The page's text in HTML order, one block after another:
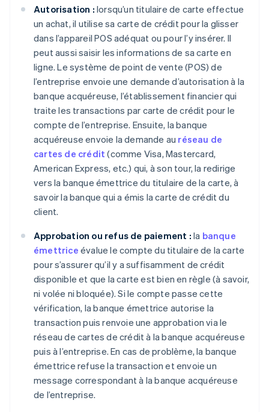
Autorisation : lorsqu’un titulaire de carte effectue
un achat, il utilise sa carte de crédit pour la glisser
dans l’appareil POS adéquat ou pour l’y insérer. Il
peut aussi saisir les informations de sa carte en
ligne. Le système de point de vente (POS) de
l’entreprise envoie une demande d’autorisation à la
banque acquéreuse, l’établissement financier qui
traite les transactions par carte de crédit pour le
compte de l’entreprise. Ensuite, la banque
acquéreuse envoie la demande au réseau de
cartes de crédit (comme Visa, Mastercard,
American Express, etc.) qui, à son tour, la redirige
vers la banque émettrice du titulaire de la carte, à
savoir la banque qui a émis la carte de crédit du
client.
Approbation ou refus de paiement : la banque
émettrice évalue le compte du titulaire de la carte
pour s’assurer qu’il y a suffisamment de crédit
disponible et que la carte est bien en règle (à savoir,
ni volée ni bloquée). Si le compte passe cette
vérification, la banque émettrice autorise la
transaction puis renvoie une approbation via le
réseau de cartes de crédit à la banque acquéreuse
puis à l’entreprise. En cas de problème, la banque
émettrice refuse la transaction et envoie un
message correspondant à la banque acquéreuse
de l’entreprise.